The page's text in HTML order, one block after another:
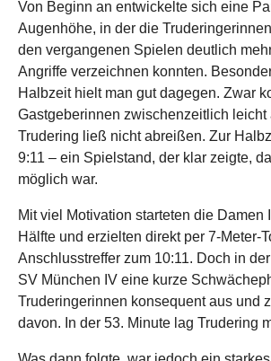
Von Beginn an entwickelte sich eine
Augenhöhe, in der die
den vergangenen Spielen deutlich
Angriffe verzeichnen konnten.
Halbzeit hielt man gut dagegen. Zwar
Gastgeberinnen zwischenzeitlich leicht
Trudering ließ nicht abreißen. Zur
9:11 – ein Spielstand, der klar zeigte,
möglich war.
Mit viel Motivation starteten die Damen
Hälfte und erzielten direkt per 7-Meter-
Anschlusstreffer zum 10:11. Doch in
SV München IV eine kurze
Truderingerinnen konsequent aus und
davon. In der 53. Minute lag Trudering